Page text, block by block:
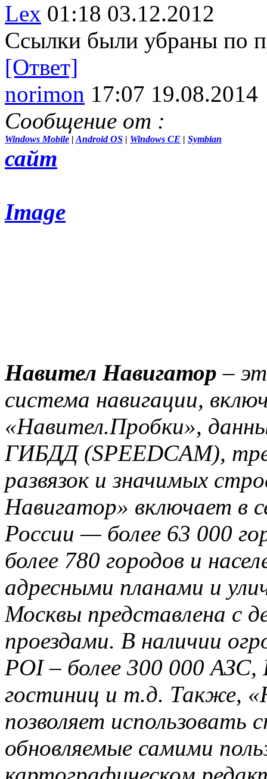
Lex 01:18 03.12.2012
Ссылки были убраны по
[Ответ]
norimon 17:07 19.08.2014
Сообщение от :
Windows Mobile | Android OS | Windows CE | Symbian
сайт
Image
Навител Навигатор –
система навигации,
«Навител.Пробки»,
ГИБДД (SPEEDCAM),
развязок и значимых
Навигатор» включает в
России — более 63 000
более 780 городов и
адресными планами и
Москвы представлена с
проездами. В наличии
POI – более 300 000
гостиниц и т.д. Также,
позволяет использовать
обновляемые самими